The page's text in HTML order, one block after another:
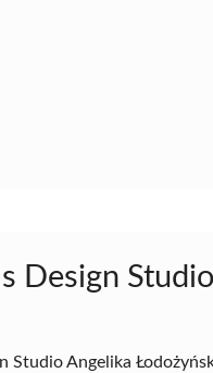
Design
Studio Angelika